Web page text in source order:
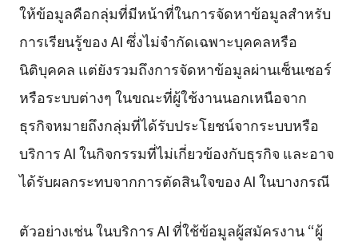
ให้ข้อมูลคือกลุ่มที่มีหน้าที่ในการจัดหาข้อมูลสำหรับ
การเรียนรู้ของ AI ซึ่งไม่จำกัดเฉพาะบุคคลหรือ
นิติบุคคล แต่ยังรวมถึงการจัดหาข้อมูลผ่านเซ็นเซอร์
หรือระบบต่างๆ ในขณะที่ผู้ใช้งานนอกเหนือจาก
ธุรกิจหมายถึงกลุ่มที่ได้รับประโยชน์จากระบบหรือ
บริการ AI ในกิจกรรมที่ไม่เกี่ยวข้องกับธุรกิจ และอาจ
ได้รับผลกระทบจากการตัดสินใจของ AI ในบางกรณี
ตัวอย่างเช่น ในบริการ AI ที่ใช้ข้อมูลผู้สมัครงาน “ผู้